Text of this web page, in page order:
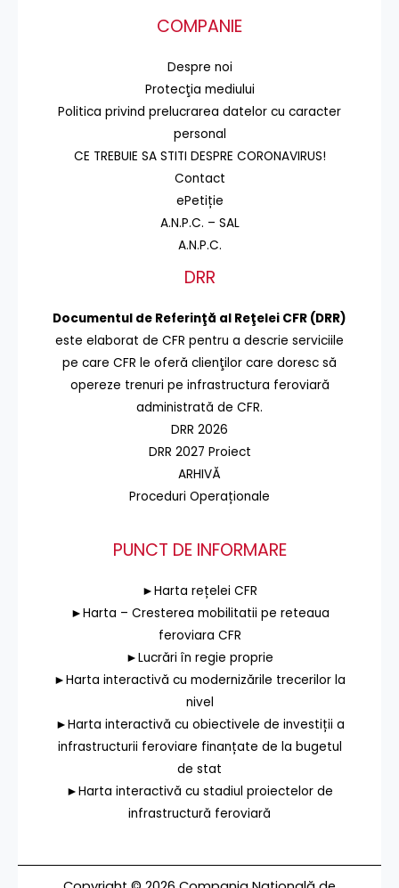
COMPANIE
Despre noi
Protecţia mediului
Politica privind prelucrarea datelor cu caracter
personal
CE TREBUIE SA STITI DESPRE CORONAVIRUS!
Contact
ePetiție
A.N.P.C. – SAL
A.N.P.C.
DRR
Documentul de Referinţă al Reţelei CFR (DRR)
este elaborat de CFR pentru a descrie serviciile
pe care CFR le oferă clienţilor care doresc să
opereze trenuri pe infrastructura feroviară
administrată de CFR.
DRR 2026
DRR 2027 Proiect
ARHIVĂ
Proceduri Operaționale
PUNCT DE INFORMARE
►Harta rețelei CFR
►Harta – Cresterea mobilitatii pe reteaua
feroviara CFR
►Lucrări în regie proprie
►Harta interactivă cu modernizările trecerilor la
nivel
►Harta interactivă cu obiectivele de investiții a
infrastructurii feroviare finanțate de la bugetul
de stat
►Harta interactivă cu stadiul proiectelor de
infrastructură feroviară